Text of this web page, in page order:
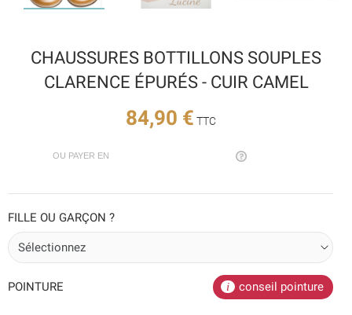
CHAUSSURES BOTTILLONS SOUPLES
CLARENCE ÉPURÉS - CUIR CAMEL
84,90 € TTC
OU PAYER EN
FILLE OU GARÇON ?
POINTURE conseil pointure